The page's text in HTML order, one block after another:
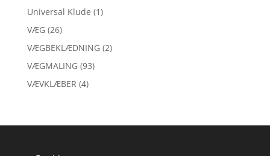
Universal Klude (1)
VÆG (26)
VÆGBEKLÆDNING (2)
VÆGMALING (93)
VÆVKLÆBER (4)